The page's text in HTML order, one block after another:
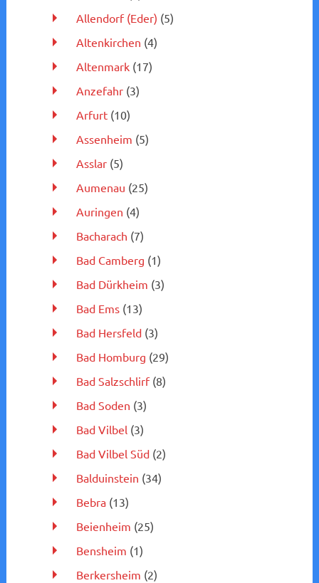
Allendorf (Eder) (5)
Altenkirchen (4)
Altenmark(17)
Anzefahr(3)
Arfurt(10)
Assenheim (5)
Asslar(5)
Aumenau (25)
Auringen (4)
Bacharach (7)
Bad Camberg (1)
Bad Dürkheim (3)
Bad Ems(13)
Bad Hersfeld(3)
Bad Homburg (29)
Bad Salzschlirf(8)
Bad Soden (3)
Bad Vilbel(3)
Bad Vilbel Süd(2)
Balduinstein (34)
Bebra(13)
Beienheim (25)
Bensheim (1)
Berkersheim (2)